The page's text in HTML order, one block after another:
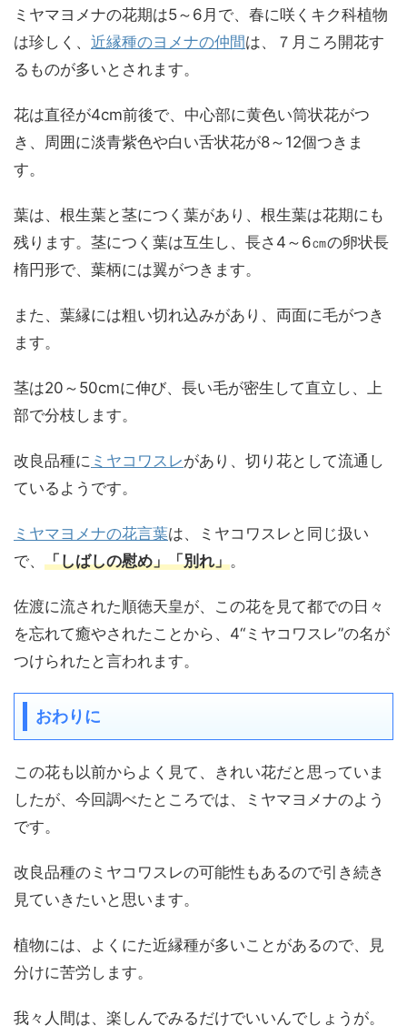
ミヤマヨメナの花期は5～6月で、春に咲くキク科植物
は珍しく、 近縁種のヨメナの仲間は、７月ころ開花す
るものが多いとされます。
花は直径が4cm前後で、中心部に黄色い筒状花がつ
き、周囲に淡青紫色や白い舌状花が8～12個つきま
す。
葉は、根生葉と茎につく葉があり、根生葉は花期にも
残ります。茎につく葉は互生し、長さ4～6㎝の卵状長
楕円形で、葉柄には翼がつきます。
また、葉縁には粗い切れ込みがあり、両面に毛がつき
ます。
茎は20～50cmに伸び、長い毛が密生して直立し、上
部で分枝します。
改良品種に ミヤコワスレがあり、切り花として流通し
ているようです。
ミヤマヨメナの花言葉は、ミヤコワスレと同じ扱い
で、 「しばしの慰め」「別れ」。
佐渡に流された順徳天皇が、この花を見て都での日々
を忘れて癒やされたことから、4“ミヤコワスレ”の名が
つけられたと言われます。
おわりに
この花も以前からよく見て、きれい花だと思っていま
したが、今回調べたところでは、ミヤマヨメナのよう
です。
改良品種のミヤコワスレの可能性もあるので引き続き
見ていきたいと思います。
植物には、よくにた近縁種が多いことがあるので、見
分けに苦労します。
我々人間は、楽しんでみるだけでいいんでしょうが。